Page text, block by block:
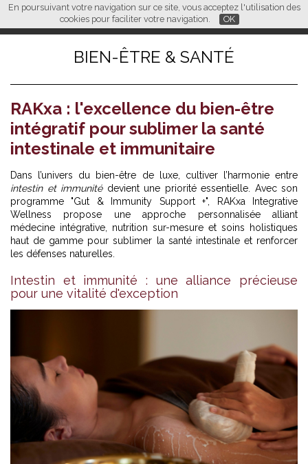
En poursuivant votre navigation sur ce site, vous acceptez l'utilisation des
cookies pour faciliter votre navigation.
OK
FR EN CN
L M
BIEN-ÊTRE & SANTÉ
RAKxa : l'excellence du bien-être
intégratif pour sublimer la santé
intestinale et immunitaire
Dans l’univers du bien-être de luxe, cultiver l’harmonie entre
intestin et immunité devient une priorité essentielle. Avec son
programme "Gut & Immunity Support +", RAKxa Integrative
Wellness propose une approche personnalisée alliant
médecine intégrative, nutrition sur-mesure et soins holistiques
haut de gamme pour sublimer la santé intestinale et renforcer
les défenses naturelles.
Intestin et immunité : une alliance précieuse
pour une vitalité d'exception